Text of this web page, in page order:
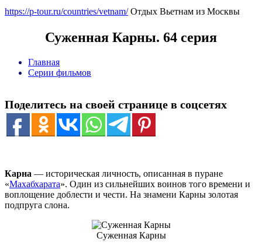
https://p-tour.ru/countries/vetnam/Отдых Вьетнам из Москвы
Суженная Карны. 64 серия
Главная
Серии фильмов
Поделитесь на своей странице в соцсетях
Карна — историческая личность, описанная в пуране
«Махабхарата». Один из сильнейших воинов того времени и
воплощение доблести и чести. На знамени Карны золотая
подпруга слона.
Суженная Карны